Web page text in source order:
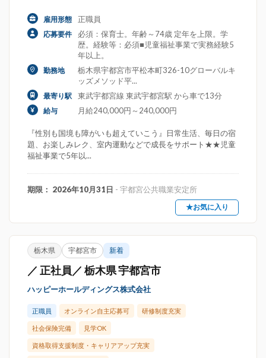
雇用形態 正職員
応募要件
必須：保育士。年齢～74歳 定年を上限。学
歴。経験等：必須■児童福祉事業で実務経験5
年以上。
勤務地
栃木県宇都宮市平松本町326-10グローバルキ
ッズメソッド平...
最寄り駅 東武宇都宮線 東武宇都宮駅 から車で13分
給与 月給240,000円～240,000円
『性別も国境も障がいも超えていこう』日常生活、毎日の宿
題、お楽しみレク、室内運動などで成長をサポート★★児童
福祉事業で5年以...
期限： 2026年10月31日 - 宇都宮公共職業安定所
★お気に入り
栃木県 宇都宮市 新着
／ 正社員／ 栃木県 宇都宮市
ハッピーホールディングス株式会社
正職員 オンライン自主応募可 研修制度充実
社会保険完備 見学OK
資格取得支援制度・キャリアアップ充実